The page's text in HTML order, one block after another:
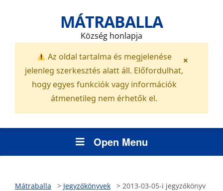
MÁTRABALLA
Község honlapja
Az oldal tartalma és megjelenése
jelenleg szerkesztés alatt áll. Előfordulhat,
hogy egyes funkciók vagy információk
átmenetileg nem érhetők el.
×
Open Menu
Mátraballa > Jegyzőkönyvek > 2013-03-05-i jegyzőkönyv